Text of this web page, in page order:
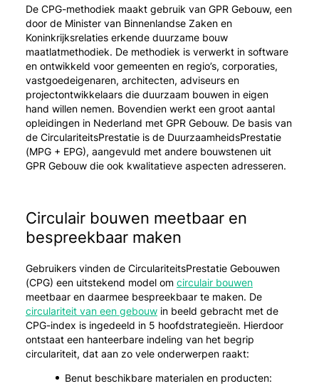
De CPG-methodiek maakt gebruik van GPR Gebouw, een
door de Minister van Binnenlandse Zaken en
Koninkrijksrelaties erkende duurzame bouw
maatlatmethodiek. De methodiek is verwerkt in software
en ontwikkeld voor gemeenten en regio’s, corporaties,
vastgoedeigenaren, architecten, adviseurs en
projectontwikkelaars die duurzaam bouwen in eigen
hand willen nemen. Bovendien werkt een groot aantal
opleidingen in Nederland met GPR Gebouw. De basis van
de CirculariteitsPrestatie is de DuurzaamheidsPrestatie
(MPG + EPG), aangevuld met andere bouwstenen uit
GPR Gebouw die ook kwalitatieve aspecten adresseren.
Circulair bouwen meetbaar en
bespreekbaar maken
Gebruikers vinden de CirculariteitsPrestatie Gebouwen
(CPG) een uitstekend model om circulair bouwen
meetbaar en daarmee bespreekbaar te maken. De
circulariteit van een gebouw in beeld gebracht met de
CPG-index is ingedeeld in 5 hoofdstrategieën. Hierdoor
ontstaat een hanteerbare indeling van het begrip
circulariteit, dat aan zo vele onderwerpen raakt:
Benut beschikbare materialen en producten: